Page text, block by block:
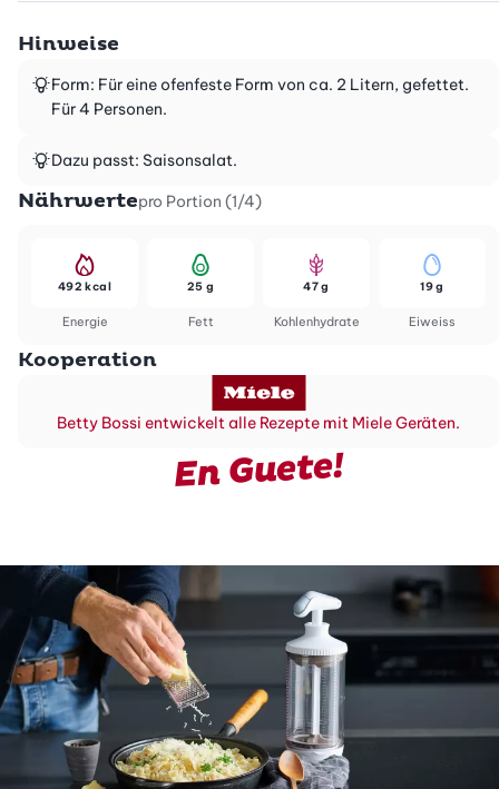
Hinweise
Form: Für eine ofenfeste Form von ca. 2 Litern, gefettet.
Für 4 Personen.
Dazu passt: Saisonsalat.
Nährwertepro Portion (1/4)
Energie
492 kcal
Fett
25 g
Kohlenhydrate
47 g
Eiweiss
19 g
Kooperation
Betty Bossi entwickelt alle Rezepte mit Miele Geräten.
En Guete!